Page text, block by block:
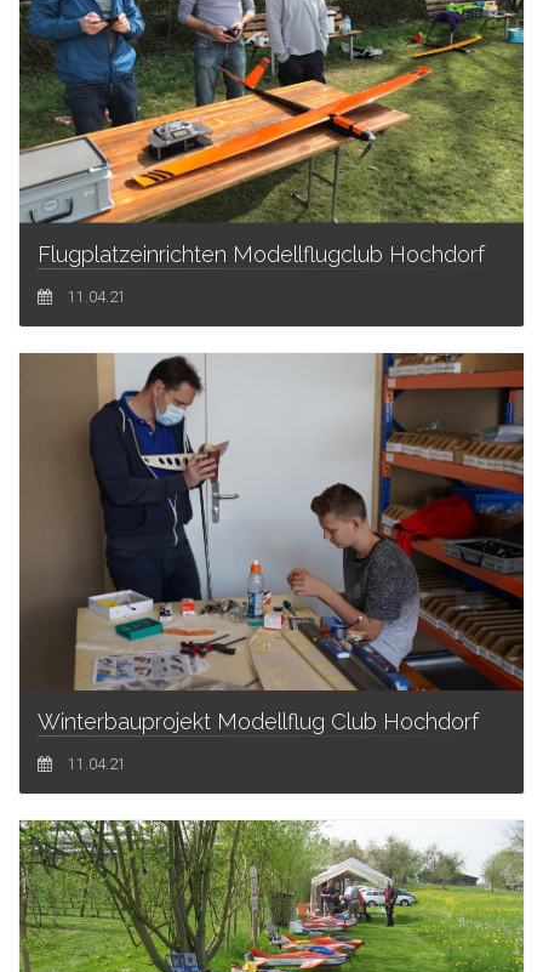
Flugplatzeinrichten Modellflugclub Hochdorf
11.04.21
Winterbauprojekt Modellflug Club Hochdorf
11.04.21